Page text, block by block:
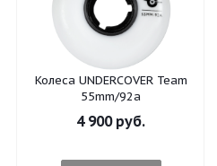
Колеса UNDERCOVER Team
55mm/92a
4 900 руб.